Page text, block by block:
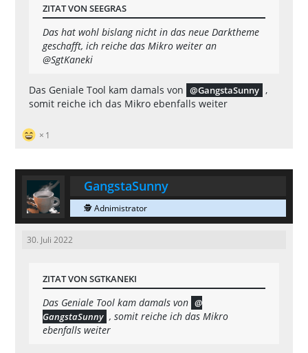
ZITAT VON SEEGRAS
Das hat wohl bislang nicht in das neue Darktheme
geschafft, ich reiche das Mikro weiter an
@SgtKaneki
Das Geniale Tool kam damals von GangstaSunny ,
somit reiche ich das Mikro ebenfalls weiter
1
GangstaSunny
🕵 Adnimistrator
30. Juli 2022
ZITAT VON SGTKANEKI
Das Geniale Tool kam damals von
GangstaSunny , somit reiche ich das Mikro
ebenfalls weiter